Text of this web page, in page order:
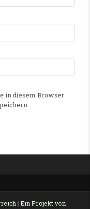
in diesem Browser
| Ein Projekt von